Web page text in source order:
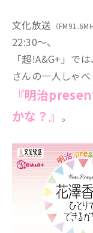
文化放送 （
22:30～、
「超!A&G+」で
さんの一人しゃ
『明治
かな？』 。